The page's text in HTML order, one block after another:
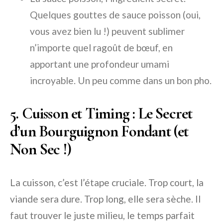
Quelques gouttes de sauce poisson (oui,
vous avez bien lu !) peuvent sublimer
n’importe quel ragoût de bœuf, en
apportant une profondeur umami
incroyable. Un peu comme dans un bon pho.
5. Cuisson et Timing : Le Secret
d’un Bourguignon Fondant (et
Non Sec !)
La cuisson, c’est l’étape cruciale. Trop court, la
viande sera dure. Trop long, elle sera sèche. Il
faut trouver le juste milieu, le temps parfait